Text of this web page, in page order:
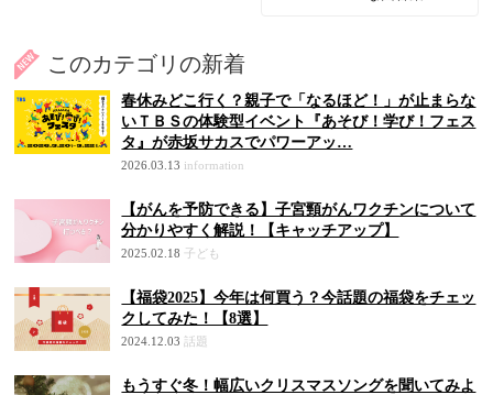
このカテゴリの新着
春休みどこ行く？親子で「なるほど！」が止まらな
いＴＢＳの体験型イベント『あそび！学び！フェス
タ』が赤坂サカスでパワーアッ…
2026.03.13 information
【がんを予防できる】子宮頸がんワクチンについて
分かりやすく解説！【キャッチアップ】
2025.02.18 子ども
【福袋2025】今年は何買う？今話題の福袋をチェッ
クしてみた！【8選】
2024.12.03 話題
もうすぐ冬！幅広いクリスマスソングを聞いてみよ